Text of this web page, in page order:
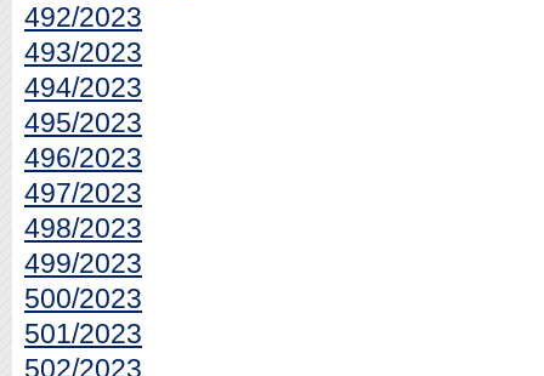
492/2023
493/2023
494/2023
495/2023
496/2023
497/2023
498/2023
499/2023
500/2023
501/2023
502/2023